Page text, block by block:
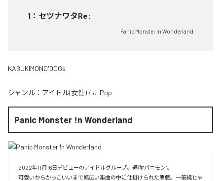
1 ： セツナワタRe:
Panic Monster !n Wonderland
KABUKIMONO'DOGs
ジャンル： アイドル(女性) / J-Pop
Panic Monster !n Wonderland
2022年11月16日デビューのアイドルグループ。通称"パニモン"。
可愛いからかっこいいまで幅広い楽曲の中に仕掛けられた悪戯。一筋縄じゃ